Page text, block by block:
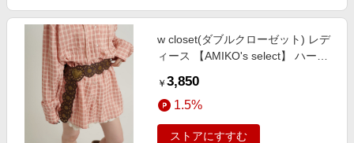
w closet(ダブルクローゼット) レデ
ィース 【AMIKO's select】 ハート
￥ 3,850
1.5%
ストアにすすむ